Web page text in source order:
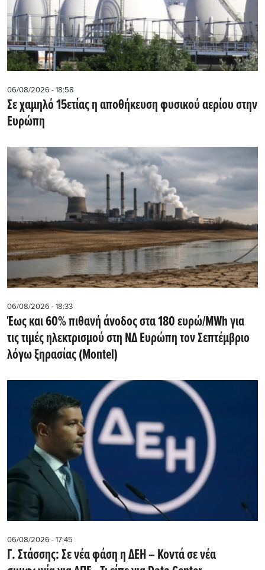
06/08/2026 - 18:58
Σε χαμηλό 15ετίας η αποθήκευση φυσικού αερίου στην
Ευρώπη
06/08/2026 - 18:33
Έως και 60% πιθανή άνοδος στα 180 ευρώ/MWh για
τις τιμές ηλεκτρισμού στη ΝΔ Ευρώπη τον Σεπτέμβριο
λόγω ξηρασίας (Montel)
06/08/2026 - 17:45
Γ. Στάσσης: Σε νέα φάση η ΔΕΗ – Κοντά σε νέα